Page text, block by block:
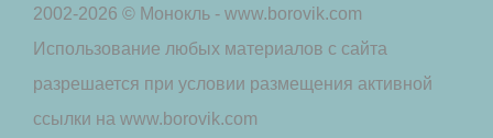
2002-2026 © Монокль - www.borovik.com
Использование любых материалов с сайта
разрешается при условии размещения активной
ссылки на www.borovik.com